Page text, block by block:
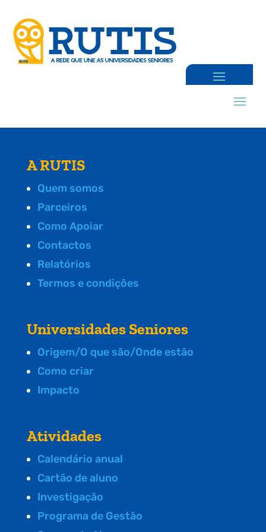
A RUTIS
Quem somos
Parceiros
Como Apoiar
Contactos
Relatórios
Termos e condições
Universidades Seniores
Origem/O que são/Onde estão
Como criar
Impacto
Atividades
Calendário anual
Cartão de aluno
Investigação
Programa de Gestão